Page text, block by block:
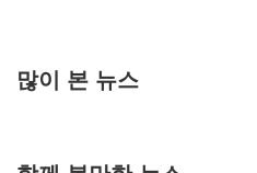
많이 본 뉴스